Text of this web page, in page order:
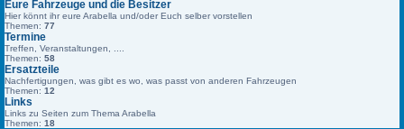
Eure Fahrzeuge und die Besitzer
Hier könnt ihr eure Arabella und/oder Euch selber vorstellen
Themen: 77
Termine
Treffen, Veranstaltungen, ....
Themen: 58
Ersatzteile
Nachfertigungen, was gibt es wo, was passt von anderen Fahrzeugen
Themen: 12
Links
Links zu Seiten zum Thema Arabella
Themen: 18